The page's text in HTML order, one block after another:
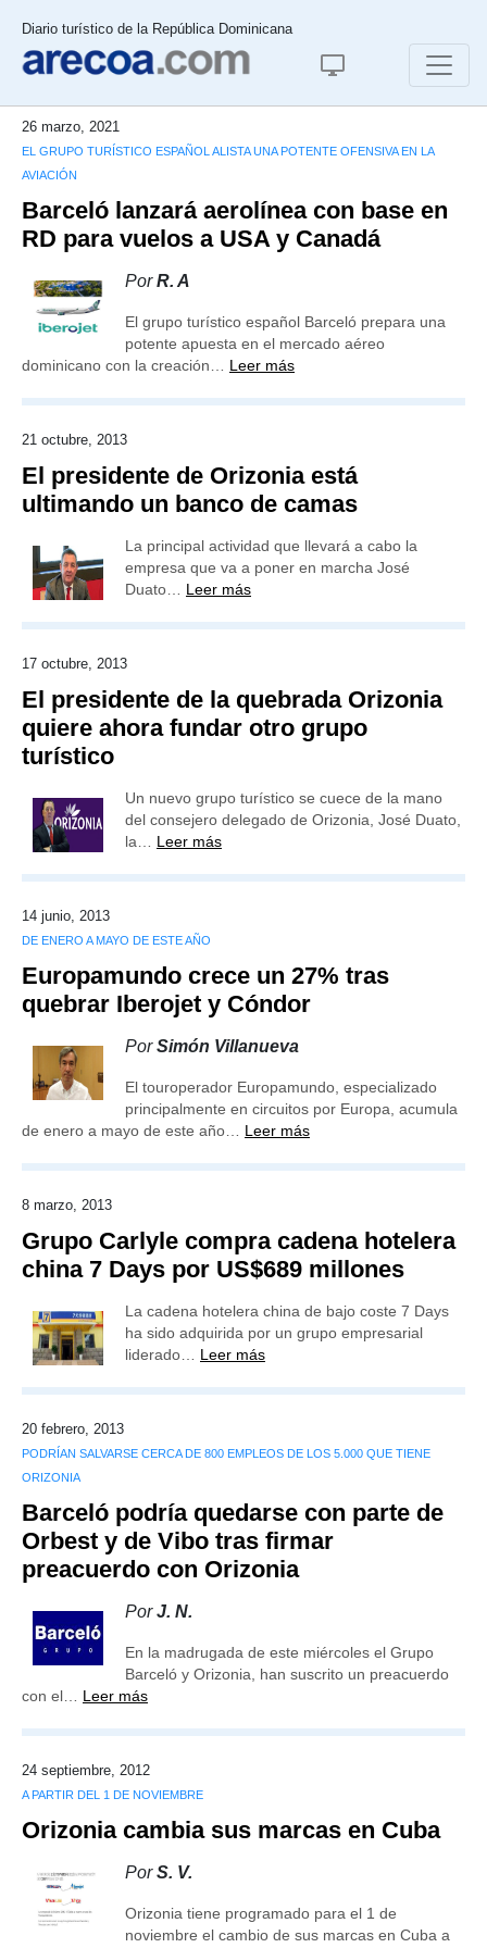
Diario turístico de la República Dominicana
26 marzo, 2021
EL GRUPO TURÍSTICO ESPAÑOL ALISTA UNA POTENTE OFENSIVA EN LA
AVIACIÓN
Barceló lanzará aerolínea con base en
RD para vuelos a USA y Canadá
PorR. A
El grupo turístico español Barceló prepara una
potente apuesta en el mercado aéreo
dominicano con la creación… Leer más
21 octubre, 2013
El presidente de Orizonia está
ultimando un banco de camas
La principal actividad que llevará a cabo la
empresa que va a poner en marcha José
Duato… Leer más
17 octubre, 2013
El presidente de la quebrada Orizonia
quiere ahora fundar otro grupo
turístico
Un nuevo grupo turístico se cuece de la mano
del consejero delegado de Orizonia, José Duato,
la… Leer más
14 junio, 2013
DE ENERO A MAYO DE ESTE AÑO
Europamundo crece un 27% tras
quebrar Iberojet y Cóndor
PorSimón Villanueva
El touroperador Europamundo, especializado
principalmente en circuitos por Europa, acumula
de enero a mayo de este año… Leer más
8 marzo, 2013
Grupo Carlyle compra cadena hotelera
china 7 Days por US$689 millones
La cadena hotelera china de bajo coste 7 Days
ha sido adquirida por un grupo empresarial
liderado… Leer más
20 febrero, 2013
PODRÍAN SALVARSE CERCA DE 800 EMPLEOS DE LOS 5.000 QUE TIENE
ORIZONIA
Barceló podría quedarse con parte de
Orbest y de Vibo tras firmar
preacuerdo con Orizonia
PorJ. N.
En la madrugada de este miércoles el Grupo
Barceló y Orizonia, han suscrito un preacuerdo
con el… Leer más
24 septiembre, 2012
A PARTIR DEL 1 DE NOVIEMBRE
Orizonia cambia sus marcas en Cuba
PorS. V.
Orizonia tiene programado para el 1 de
noviembre el cambio de sus marcas en Cuba a